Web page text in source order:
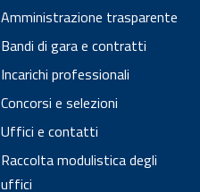
Amministrazione trasparente
Bandi di gara e contratti
Incarichi professionali
Concorsi e selezioni
Uffici e contatti
Raccolta modulistica degli
uffici